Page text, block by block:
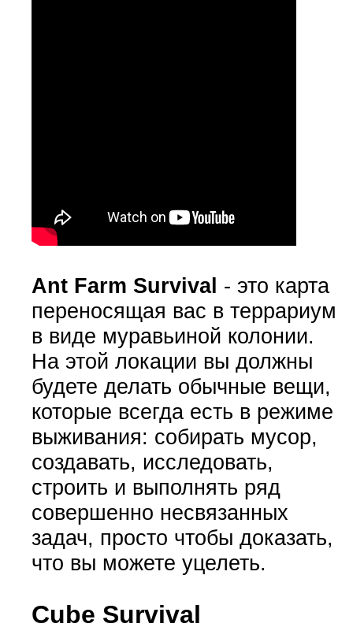
Ant Farm Survival - это карта
переносящая вас в террариум
в виде муравьиной колонии.
На этой локации вы должны
будете делать обычные вещи,
которые всегда есть в режиме
выживания: собирать мусор,
создавать, исследовать,
строить и выполнять ряд
совершенно несвязанных
задач, просто чтобы доказать,
что вы можете уцелеть.
Cube Survival